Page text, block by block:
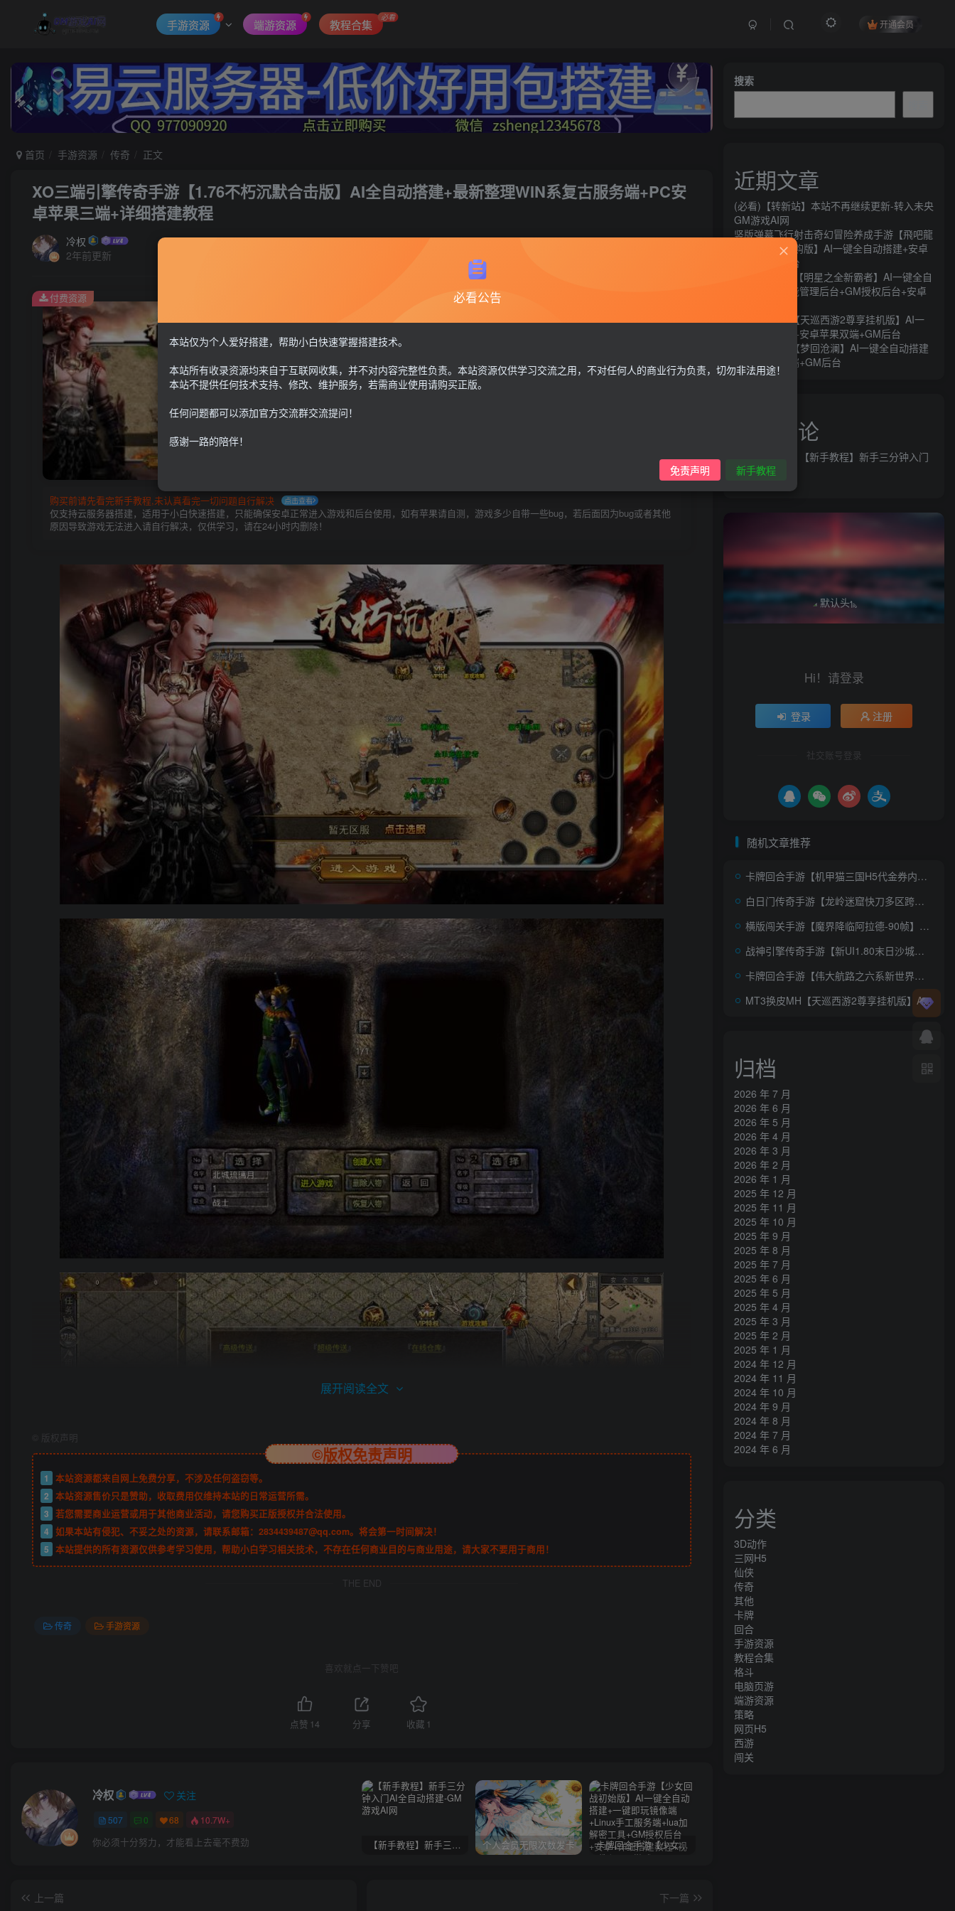
手游资源 端游资源 教程合集
必看
开通会员
首页 手游资源 传奇 正文
XO三端引擎传奇手游【1.76不朽沉默合击版】AI全自动搭建+最新整理WIN系复古服务端+PC安
卓苹果三端+详细搭建教程
冷权
2年前更新
此内容为付费资源，请付费后查看
G币30 限时特惠
G币 100
个人会员
购买前请先看完新手教程,未认真看完一切问题自行解决 点击查看
仅支持云服务器搭建，适用于小白快速搭建，只能确保安卓正常进入游戏和后台使用，如有苹果请自测，游戏多少自带一些bug，若后面因为bug或者其他
原因导致游戏无法进入请自行解决，仅供学习，请在24小时内删除！
付费资源
展开阅读全文
版权声明
©版权免责声明
1
本站资源都来自网上免费分享，不涉及任何盗窃等。
2 本站资源售价只是赞助，收取费用仅维持本站的日常运营所需。
3 若您需要商业运营或用于其他商业活动，请您购买正版授权并合法使用。
4 如果本站有侵犯、不妥之处的资源，请联系邮箱：2834439487@qq.com。将会第一时间解决！
5 本站提供的所有资源仅供参考学习使用，帮助小白学习相关技术，不存在任何商业目的与商业用途，请大家不要用于商用！
THE END
传奇 手游资源
喜欢就点一下赞吧
点赞 14 分享 收藏 1
冷权 关注
507 0 68 10.7W+
你必须十分努力，才能看上去毫不费劲 【新手教程】新手三分钟入门AI全自动搭建 个人会员无限次数发卡 卡牌回合手游【少女回战初始版】AI一键全自动搭建+一键即玩镜像端+Linux手工服务端+lua加解密工具+GM授权后台+安卓+详细搭建教程+视频教程
上一篇 下一篇
搜索
近期文章
(必看)【转新站】本站不再继续更新-转入未央
GM游戏AI网
竖版弹幕飞行射击奇幻冒险养成手游【飛吧龍
騎士代金券内购版】AI一键全自动搭建+安卓
+CDK授权后台
横版闯关手游【明星之全新霸者】AI一键全自
动搭建+全功能管理后台+GM授权后台+安卓
MT3换皮MH【天巡西游2尊享挂机版】AI一
键全自动搭建+安卓苹果双端+GM后台
MT3换皮MH【梦回沧澜】AI一键全自动搭建
+安卓苹果双端+GM后台
近期评论
【新手教程】新手三分钟入门
AI全自动搭建
Hi！请登录
登录 注册
社交账号登录
随机文章推荐
卡牌回合手游【机甲猫三国H5代金券内购多区跨服版】AI一键全自动搭建+一键即玩镜像端+Linux手工服务端+管理后台+运维后台+GM授权后台+简易安卓客户端+详细搭建教程+视频教程
白日门传奇手游【龙岭迷窟快刀多区跨服完整版】AI一键全自动搭建+Win一键服务端+全套客户端源码+服务端源码+管理后台+GM授权后台+安卓苹果双端+详细搭建教程+视频教程
横版闯关手游【魔界降临阿拉德-90帧】AI一键全自动搭建+单机一键即玩镜像端+Linux手工服务端+WEB管理后台+GM授权后台+安卓苹果双端+配套表+详细搭建教程
战神引擎传奇手游【新UI1.80末日沙城三职业修复版】AI一键全自动搭建+Win一键服务端+GM授权后台+安卓苹果双端+详细搭建教程+视频教程
卡牌回合手游【伟大航路之六系新世界内购版】AI一键全自动搭建+最新整理单机一键即玩镜像端+Linux手工服务端+安卓+多区跨服+CDK授权后台+详细搭建教程
MT3换皮MH【天巡西游2尊享挂机版】AI一键全自动搭建+安卓苹果双端+GM后台
归档
2026 年 7 月
2026 年 6 月
2026 年 5 月
2026 年 4 月
2026 年 3 月
2026 年 2 月
2026 年 1 月
2025 年 12 月
2025 年 11 月
2025 年 10 月
2025 年 9 月
2025 年 8 月
2025 年 7 月
2025 年 6 月
2025 年 5 月
2025 年 4 月
2025 年 3 月
2025 年 2 月
2025 年 1 月
2024 年 12 月
2024 年 11 月
2024 年 10 月
2024 年 9 月
2024 年 8 月
2024 年 7 月
2024 年 6 月
分类
3D动作
三网H5
仙侠
传奇
其他
卡牌
回合
手游资源
教程合集
格斗
电脑页游
端游资源
策略
网页H5
西游
闯关
必看公告
本站仅为个人爱好搭建，帮助小白快速掌握搭建技术。
本站所有收录资源均来自于互联网收集，并不对内容完整性负责。本站资源仅供学习交流之用，不对任何人的商业行为负责，切勿非法用途！
本站不提供任何技术支持、修改、维护服务，若需商业使用请购买正版。
任何问题都可以添加官方交流群交流提问！
感谢一路的陪伴！
免责声明 新手教程